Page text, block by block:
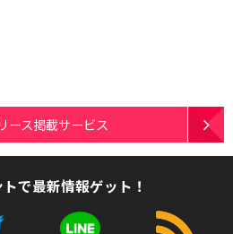
ース掲載サービス
で最新情報ゲット！